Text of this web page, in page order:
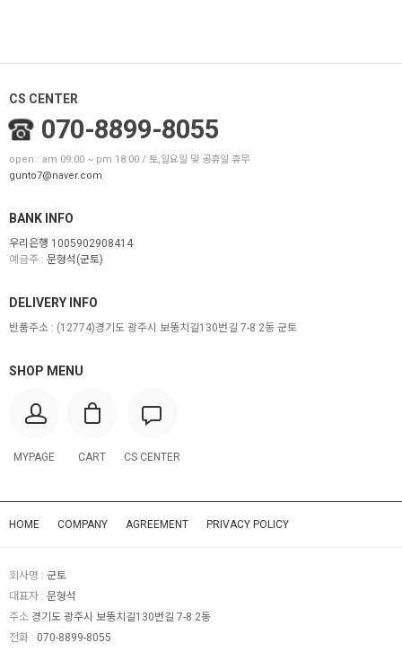
CS CENTER
070-8899-8055
open : am 09:00 ~ pm 18:00 / 토,일요일 및 공휴일 휴무
gunto7@naver.com
BANK INFO
우리은행 1005902908414
예금주 : 문형석(군토)
SHOP MENU
MYPAGE CART CS CENTER
DELIVERY INFO
반품주소 : (12774)경기도 광주시 보뚱치길130번길 7-8 2동 군토
HOME COMPANY AGREEMENT PRIVACY POLICY
회사명 : 군토
대표자 : 문형석
주소 경기도 광주시 보뚱치길130번길 7-8 2동
전화 : 070-8899-8055